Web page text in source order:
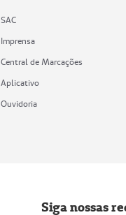
SAC
Imprensa
Central de Marcações
Aplicativo
Ouvidoria
Siga nossas